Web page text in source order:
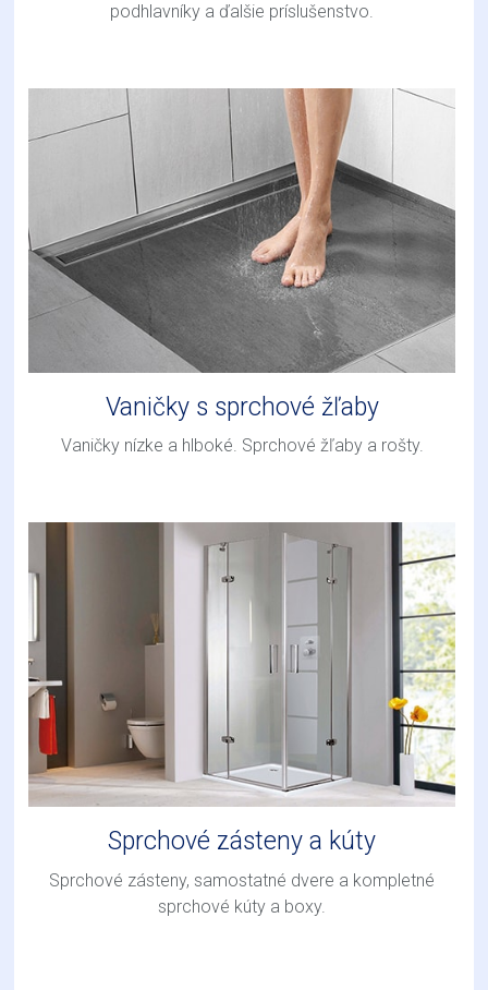
podhlavníky a ďalšie príslušenstvo.
Vaničky s sprchové žľaby
Vaničky nízke a hlboké. Sprchové žľaby a rošty.
Sprchové zásteny a kúty
Sprchové zásteny, samostatné dvere a kompletné
sprchové kúty a boxy.